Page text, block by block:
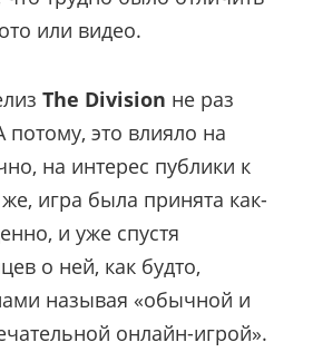
или видео.
The Division не раз
потому, это влияло на
на интерес публики к
игра была принята как-
и уже спустя
о ней, как будто,
называя «обычной и
онлайн-игрой».